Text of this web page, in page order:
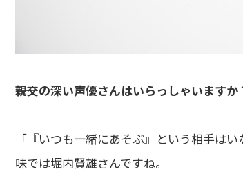
――親交の深い声優さんはいらっしゃいますか
「『いつも一緒にあそぶ』という相手は
味では堀内賢雄さんですね。